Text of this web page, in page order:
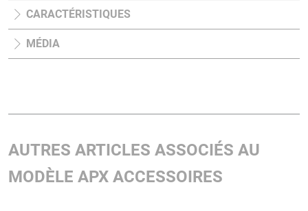
CARACTÉRISTIQUES
MÉDIA
AUTRES ARTICLES ASSOCIÉS AU
MODÈLE APX ACCESSOIRES